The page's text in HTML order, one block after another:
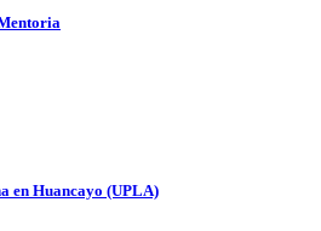
en Huancayo (UPLA)